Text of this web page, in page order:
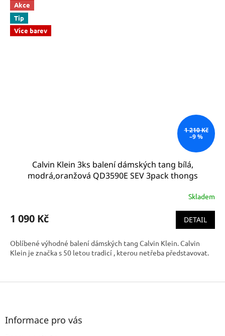
Akce
Tip
Více barev
1 210 Kč
–9 %
Calvin Klein 3ks balení dámských tang bílá,
modrá,oranžová QD3590E SEV 3pack thongs
Skladem
1 090 Kč DETAIL
Oblíbené výhodné balení dámských tang Calvin Klein. Calvin
Klein je značka s 50 letou tradicí , kterou netřeba představovat.
Z
Informace pro vás